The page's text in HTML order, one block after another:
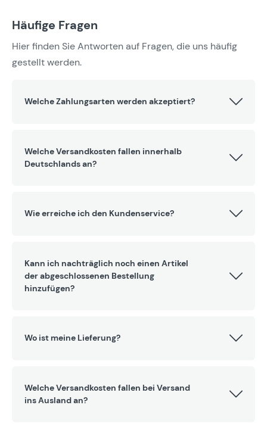
Häufige Fragen
Hier finden Sie Antworten auf Fragen, die uns häufig
gestellt werden.
Welche Zahlungsarten werden akzeptiert?
Welche Versandkosten fallen innerhalb
Deutschlands an?
Wie erreiche ich den Kundenservice?
Kann ich nachträglich noch einen Artikel
der abgeschlossenen Bestellung
hinzufügen?
Wo ist meine Lieferung?
Welche Versandkosten fallen bei Versand
ins Ausland an?